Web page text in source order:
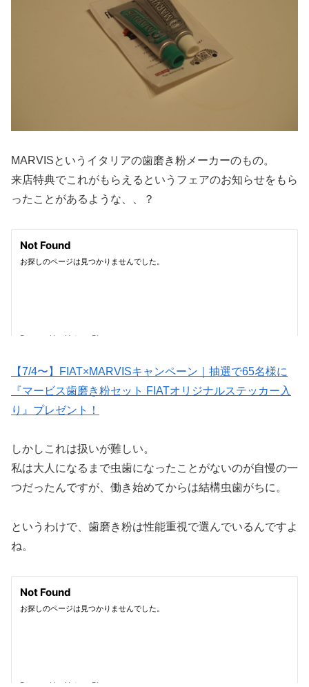
MARVISというイタリアの歯磨き粉メーカーのもの。
来店特典でこれがもらえるというフェアのお知らせをもら
ったことがあるような、、？
【7/4〜】FIAT×MARVISキャンペーン｜抽選で65名様に
『マービス歯磨き粉セット FIATオリジナルステッカー入
り』プレゼント！
しかしこれは扱いが難しい。
私は大人になるまで虫歯になったことがないのが自慢の一
つだったんですが、働き始めてからは結構虫歯がちに。
というわけで、歯磨き粉は性能重視で選んでいるんですよ
ね。